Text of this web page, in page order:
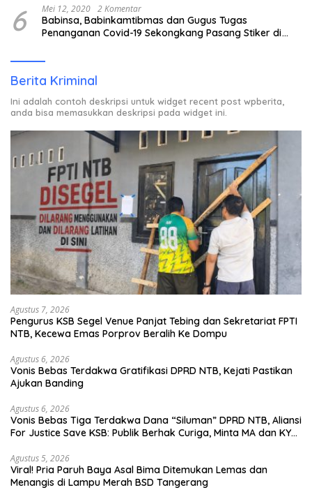
6 Mei 12, 2020 2 Komentar
Babinsa, Babinkamtibmas dan Gugus Tugas
Penanganan Covid-19 Sekongkang Pasang Stiker di
Berita Kriminal
Ini adalah contoh deskripsi untuk widget recent post wpberita,
anda bisa memasukkan deskripsi pada widget ini.
Agustus 7, 2026
Pengurus KSB Segel Venue Panjat Tebing dan Sekretariat FPTI
NTB, Kecewa Emas Porprov Beralih Ke Dompu
Agustus 6, 2026
Vonis Bebas Terdakwa Gratifikasi DPRD NTB, Kejati Pastikan
Ajukan Banding
Agustus 6, 2026
Vonis Bebas Tiga Terdakwa Dana “Siluman” DPRD NTB, Aliansi
For Justice Save KSB: Publik Berhak Curiga, Minta MA dan KY
Agustus 5, 2026
Viral! Pria Paruh Baya Asal Bima Ditemukan Lemas dan
Menangis di Lampu Merah BSD Tangerang